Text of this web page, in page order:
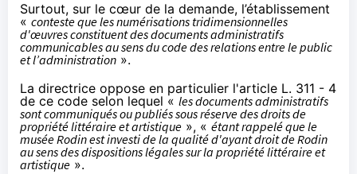
Surtout, sur le cœur de la demande, l’établissement
« conteste que les numérisations tridimensionnelles
d'œuvres constituent des documents administratifs
communicables au sens du code des relations entre le public
et l’administration ».
La directrice oppose en particulier l'article L. 311 - 4
de ce code selon lequel « les documents administratifs
sont communiqués ou publiés sous réserve des droits de
propriété littéraire et artistique », « étant rappelé que le
musée Rodin est investi de la qualité d'ayant droit de Rodin
au sens des dispositions légales sur la propriété littéraire et
artistique ».